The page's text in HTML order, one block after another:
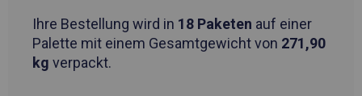
Ihre Bestellung wird in 18 Paketen auf einer
Palette mit einem Gesamtgewicht von 271,90
kg verpackt.